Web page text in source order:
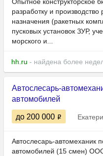
Опытное конструкторское
разработку и производство
назначения (ракетных
пусковых установок ЗУР,
морского и...
hh.ru - найдена более
Автослесарь-
автомобилей
до 200 000
Автослесарь-автомеханик
автомобилей (15 смен)